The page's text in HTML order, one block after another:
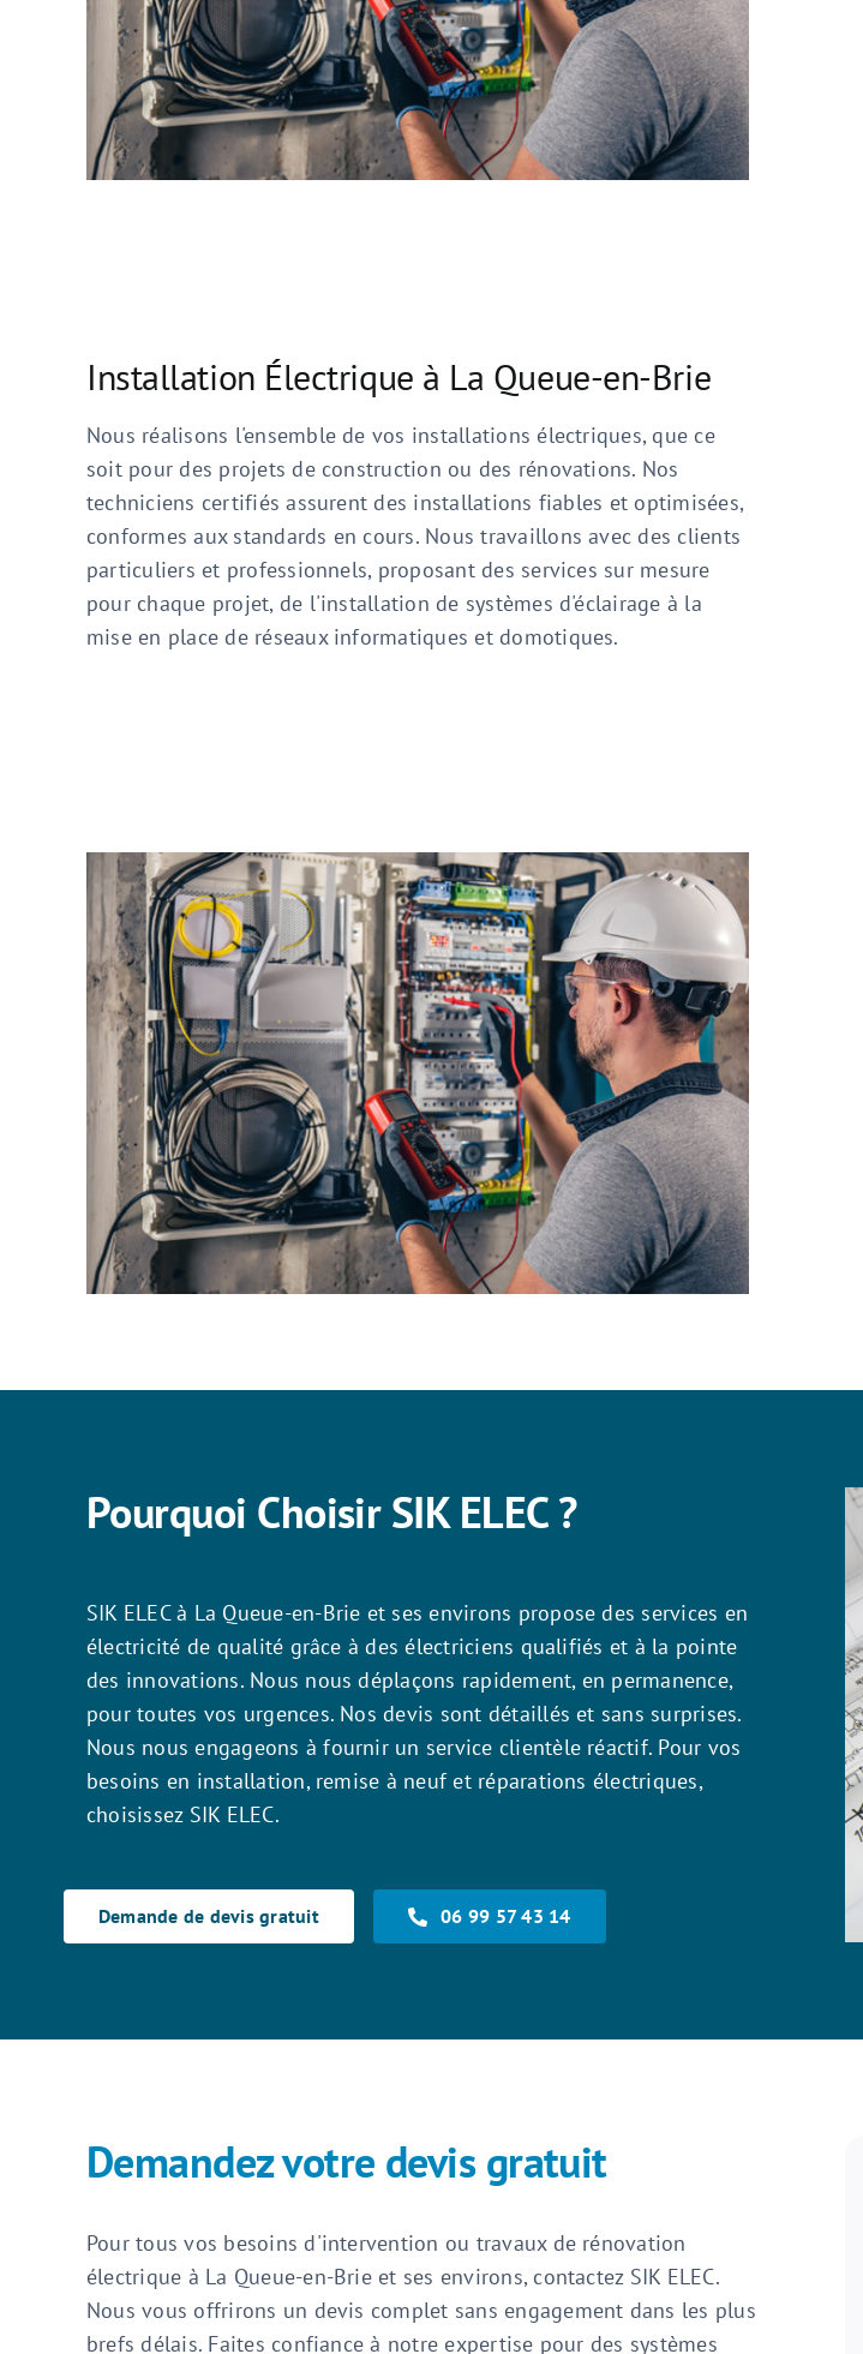
Installation Électrique à La Queue-en-Brie
Nous réalisons l'ensemble de vos installations électriques, que ce
soit pour des projets de construction ou des rénovations. Nos
techniciens certifiés assurent des installations fiables et optimisées,
conformes aux standards en cours. Nous travaillons avec des clients
particuliers et professionnels, proposant des services sur mesure
pour chaque projet, de l'installation de systèmes d'éclairage à la
mise en place de réseaux informatiques et domotiques.
Pourquoi Choisir SIK ELEC ?
SIK ELEC à La Queue-en-Brie et ses environs propose des services en
électricité de qualité grâce à des électriciens qualifiés et à la pointe
des innovations. Nous nous déplaçons rapidement, en permanence,
pour toutes vos urgences. Nos devis sont détaillés et sans surprises.
Nous nous engageons à fournir un service clientèle réactif. Pour vos
besoins en installation, remise à neuf et réparations électriques,
choisissez SIK ELEC.
Demande de devis gratuit 06 99 57 43 14
Demandez votre devis gratuit
Pour tous vos besoins d'intervention ou travaux de rénovation
électrique à La Queue-en-Brie et ses environs, contactez SIK ELEC.
Nous vous offrirons un devis complet sans engagement dans les plus
brefs délais. Faites confiance à notre expertise pour des systèmes